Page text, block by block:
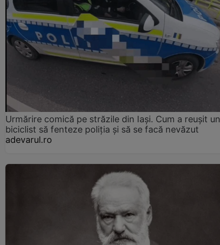
Urmărire comică pe străzile din Iași. Cum a reușit un
biciclist să fenteze poliția și să se facă nevăzut
adevarul.ro